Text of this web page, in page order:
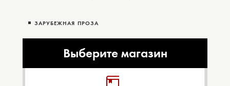
ЗАРУБЕЖНАЯ ПРОЗА
Выберите магазин